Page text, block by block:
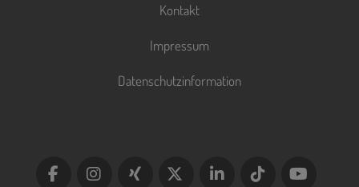
Kontakt
Impressum
Datenschutzinformation